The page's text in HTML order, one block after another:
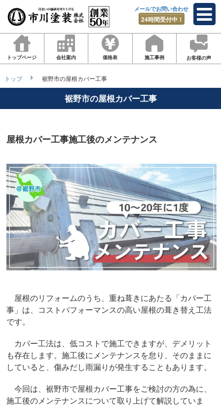
メールでお問い合わせ
24時間受付中！
トップページ 会社案内 価格表 施工事例 お客様の声
トップ 裾野市の屋根カバー工事
裾野市の屋根カバー工事
屋根カバー工事施工後のメンテナンス
屋根のリフォームのうち、重ね葺きにあたる「カバー工
事」は、コストパフォーマンスの高い屋根の葺き替え工法
です。
カバー工法は、低コストで施工できますが、デメリット
も存在します。施工後にメンテナンスを怠り、そのままに
していると、傷みだし雨漏りが発生することもあります。
今回は、裾野市で屋根カバー工事をご検討の方の為に、
施工後のメンテナンスについて取り上げて解説していま